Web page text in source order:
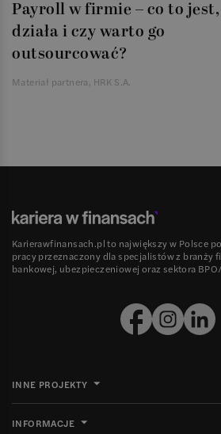
Payroll w firmie – co to
działa i czy warto go
outsourcować?
Materiał partnera, HRK S.A.
Karierawfinansach.pl to największy w Polsce
pracy przeznaczony dla specjalistów z branży
bankowej, ubezpieczeniowej oraz sektora
INNE PROJEKTY
INFORMACJE